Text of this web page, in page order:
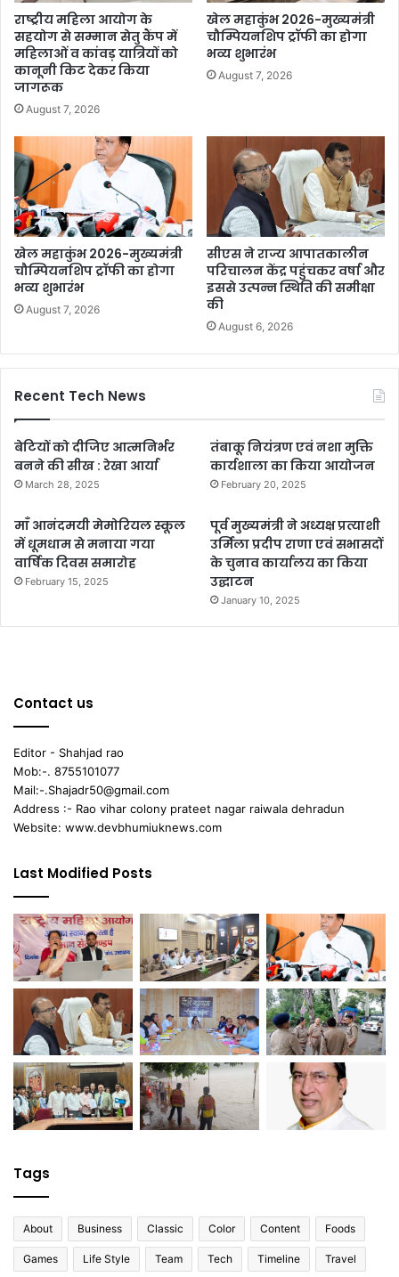
राष्ट्रीय महिला आयोग के
सहयोग से सम्मान सेतु कैंप में
महिलाओं व कांवड़ यात्रियों को
कानूनी किट देकर किया
जागरूक
August 7, 2026
खेल महाकुंभ 2026-मुख्यमंत्री
चौम्पियनशिप ट्रॉफी का होगा
भव्य शुभारंभ
August 7, 2026
खेल महाकुंभ 2026-मुख्यमंत्री
चौम्पियनशिप ट्रॉफी का होगा
भव्य शुभारंभ
August 7, 2026
सीएस ने राज्य आपातकालीन
परिचालन केंद्र पहुंचकर वर्षा और
इससे उत्पन्न स्थिति की समीक्षा
की
August 6, 2026
Recent Tech News
बेटियों को दीजिए आत्मनिर्भर
बनने की सीख : रेखा आर्या
March 28, 2025
तंबाकू नियंत्रण एवं नशा मुक्ति
कार्यशाला का किया आयोजन
February 20, 2025
माँ आनंदमयी मेमोरियल स्कूल
में धूमधाम से मनाया गया
वार्षिक दिवस समारोह
February 15, 2025
पूर्व मुख्यमंत्री ने अध्यक्ष प्रत्याशी
उर्मिला प्रदीप राणा एवं सभासदों
के चुनाव कार्यालय का किया
उद्घाटन
January 10, 2025
Contact us
Editor - Shahjad rao
Mob:-. 8755101077
Mail:-.Shajadr50@gmail.com
Address :- Rao vihar colony prateet nagar raiwala dehradun
Website: www.devbhumiuknews.com
Last Modified Posts
Tags
About Business Classic Color Content Foods
Games Life Style Team Tech Timeline Travel